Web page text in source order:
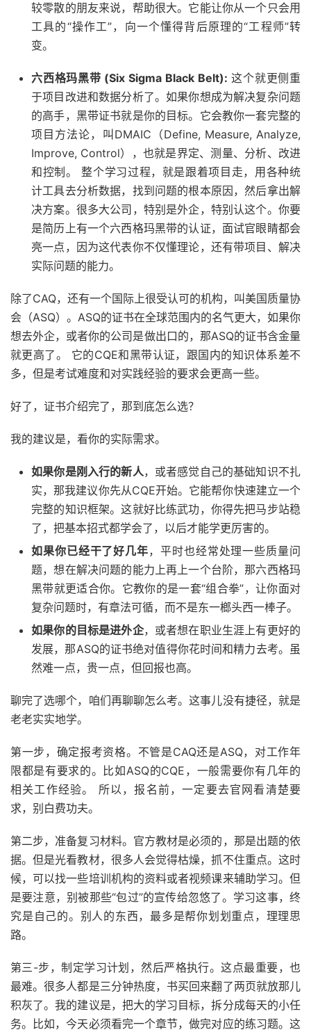
较零散的朋友来说，帮助很大。它能让你从一个只会用
工具的“操作工”，向一个懂得背后原理的“工程师”转
变。
六西格玛黑带 (Six Sigma Black Belt): 这个就更侧重
于项目改进和数据分析了。如果你想成为解决复杂问题
的高手，黑带证书就是你的目标。它会教你一套完整的
项目方法论，叫DMAIC（Define, Measure, Analyze,
Improve, Control），也就是界定、测量、分析、改进
和控制。 整个学习过程，就是跟着项目走，用各种统
计工具去分析数据，找到问题的根本原因，然后拿出解
决方案。很多大公司，特别是外企，特别认这个。你要
是简历上有一个六西格玛黑带的认证，面试官眼睛都会
亮一点，因为这代表你不仅懂理论，还有带项目、解决
实际问题的能力。
除了CAQ，还有一个国际上很受认可的机构，叫美国质量协
会（ASQ）。ASQ的证书在全球范围内的名气更大，如果你
想去外企，或者你的公司是做出口的，那ASQ的证书含金量
就更高了。 它的CQE和黑带认证，跟国内的知识体系差不
多，但是考试难度和对实践经验的要求会更高一些。
好了，证书介绍完了，那到底怎么选？
我的建议是，看你的实际需求。
如果你是刚入行的新人，或者感觉自己的基础知识不扎
实，那我建议你先从CQE开始。它能帮你快速建立一个
完整的知识框架。这就好比练武功，你得先把马步站稳
了，把基本招式都学会了，以后才能学更厉害的。
如果你已经干了好几年，平时也经常处理一些质量问
题，想在解决问题的能力上再上一个台阶，那六西格玛
黑带就更适合你。它教你的是一套“组合拳”，让你面对
复杂问题时，有章法可循，而不是东一榔头西一棒子。
如果你的目标是进外企，或者想在职业生涯上有更好的
发展，那ASQ的证书绝对值得你花时间和精力去考。虽
然难一点，贵一点，但回报也高。
聊完了选哪个，咱们再聊聊怎么考。这事儿没有捷径，就是
老老实实地学。
第一步，确定报考资格。不管是CAQ还是ASQ，对工作年
限都是有要求的。比如ASQ的CQE，一般需要你有几年的
相关工作经验。 所以，报名前，一定要去官网看清楚要
求，别白费功夫。
第二步，准备复习材料。官方教材是必须的，那是出题的依
据。但是光看教材，很多人会觉得枯燥，抓不住重点。这时
候，可以找一些培训机构的资料或者视频课来辅助学习。但
是要注意，别被那些“包过”的宣传给忽悠了。学习这事，终
究是自己的。别人的东西，最多是帮你划划重点，理理思
路。
第三-步，制定学习计划，然后严格执行。这点最重要，也
最难。很多人都是三分钟热度，书买回来翻了两页就放那儿
积灰了。我的建议是，把大的学习目标，拆分成每天的小任
务。比如，今天必须看完一个章节，做完对应的练习题。这